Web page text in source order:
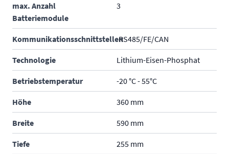
max. Anzahl
Batteriemodule
3
KommunikationsschnittstellenRS485/FE/CAN
Technologie Lithium-Eisen-Phosphat
Betriebstemperatur -20 °C - 55°C
Höhe 360 mm
Breite 590 mm
Tiefe 255 mm